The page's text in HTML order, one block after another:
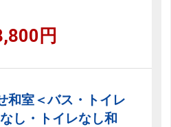
円
室＜バス・トイレ
し・トイレなし和